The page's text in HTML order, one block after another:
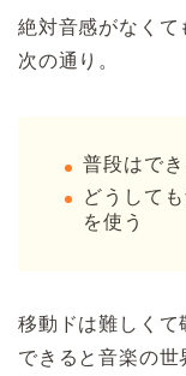
絶対音感がなくて
次の通り。
普段はで
どうして
を使う
移動ドは難しくて
できると音楽の世